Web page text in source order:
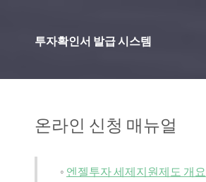
투자확인서 발급 시스템
온라인 신청 매뉴얼
◦ 엔젤투자 세제지원제도 개요